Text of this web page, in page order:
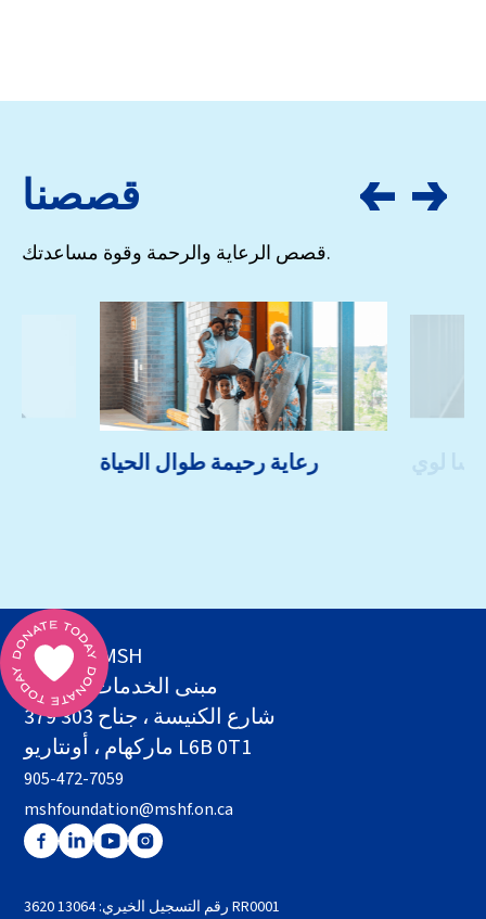
قصصنا
قصص الرعاية والرحمة وقوة مساعدتك.
رعاية رحيمة طوال الحياة
مؤسسة MSH
مبنى الخدمات الصحية
379 شارع الكنيسة ، جناح 303
ماركهام ، أونتاريو L6B 0T1
905-472-7059
mshfoundation@mshf.on.ca
رقم التسجيل الخيري: 13064 3620 RR0001